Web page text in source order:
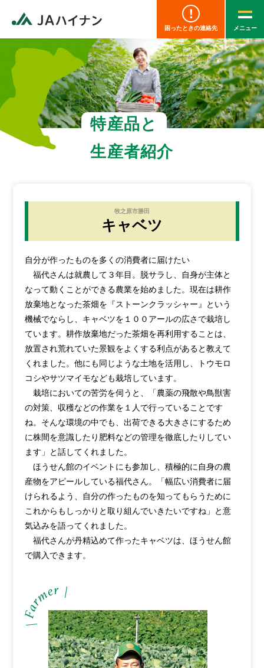
困ったときの連絡先
特産品と
生産者紹介
牧之原市勝田
キャベツ
自分が作ったものを多くの消費者に届けたい
福代さんは就農して３年目。脱サラし、自身が主体と
なって動くことができる農業を始めました。現在は耕作
放棄地となった茶畑を『ストーンクラッシャー』という
機械でならし、キャベツを１００アールの広さで栽培し
ています。耕作放棄地だった茶畑を再利用することは、
放置され荒れていた景観をよくする利点があると教えて
くれました。他にも同じような土地を活用し、トウモロ
コシやサツマイモなども栽培しています。
栽培においての苦労を伺うと、「農薬の飛散や鳥獣害
の対策、収穫などの作業を１人で行っていることです
ね。そんな環境の中でも、出荷できる大きさにするため
に株間を意識したり肥料などの管理を徹底したりしてい
ます」と話してくれました。
ほうせん館のイベントにも参加し、積極的に自身の農
産物をアピールしている福代さん。「幅広い消費者に届
けられるよう、自分の作ったものを知ってもらうために
これからもしっかりと取り組んでいきたいですね」と意
気込みを語ってくれました。
福代さんが丹精込めて作ったキャベツは、ほうせん館
で購入できます。